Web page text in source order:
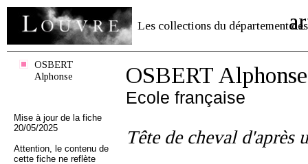
Les collections du département des
OSBERT
Alphonse
Mise à jour de la fiche
20/05/2025
Attention, le contenu de
cette fiche ne reflète
OSBERT Alphonse
Ecole française
Tête de cheval d'après